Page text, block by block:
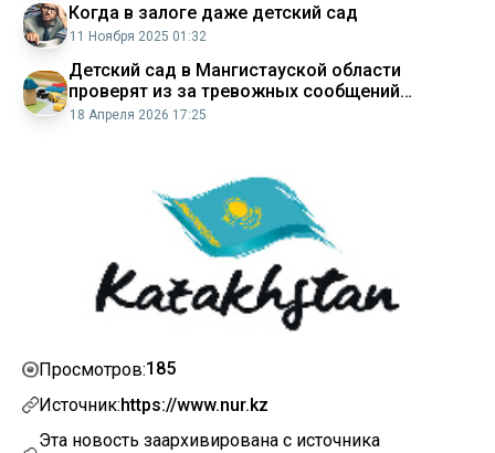
Когда в залоге даже детский сад
11 Ноября 2025 01:32
Детский сад в Мангистауской области
проверят из за тревожных сообщений
родителей
18 Апреля 2026 17:25
Просмотров:185
Источник:https://www.nur.kz
Эта новость заархивирована с источника